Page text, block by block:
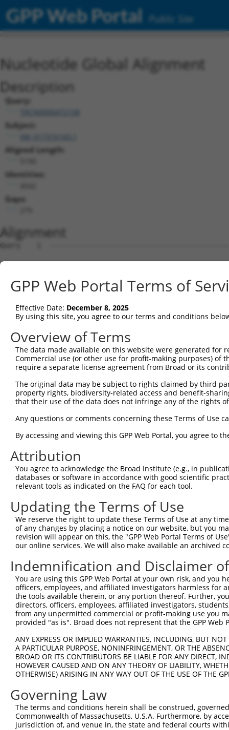
GPP Web Portal Public Site
Nucleotide Global Alignment
Description
Query:
Subject:
Aligned Length:
Identities:
Gaps:
Alignment
Query    1  ---------------------------------------------------------------ATGGGTTCCAA  11
                                                                           |||||||||||
Sbjct    1  ATGAGGAGATTGGCTTTTCGAGGCGCTGGTTGTGCTCTGGTAAAGCTGAAGAAGTTGGATTCCATGGGTTCCAA  74

Query   12  GAGAAGAAGATATACCTCCCCTTCCAGCAGTGTCAGCGGGGACTTTGATGATGGGCACCATTCTGTGTCAACAC  85
            ||||||||||...|||||.|||||||||||||||||.||.|||||||||||.|||||||||||||||.|.||||
Sbjct   75  GAGAAGAAGAGCCACCTCTCCTTCCAGCAGTGTCAGTGGAGACTTTGATGACGGGCACCATTCTGTGCCTACAC  148

Query   86  CAGGCCCAAGCAGGAAAAGGAGGAGACTTTCCAATCTTCCAACTGTAGATCCTATTGCCGTGTGCCATGAACTC  159
            ||||||||||||||||||||||.|||||.|||||||||||||||||||||||||||||.|||||||||||||||
Sbjct  149  CAGGCCCAAGCAGGAAAAGGAGAAGACTGTCCAATCTTCCAACTGTAGATCCTATTGCTGTGTGCCATGAACTC  222

Query  160  TATAATACCATCCGAGACTATAAGGATGAACAGGGCAGACTTCTCTGTGAGCTCTTCATTAGGGCACCAAAGCG  233
            |||||.|||||||||||||||||||||||||||||||||||.|||||||||||.|||||||||||.||||||||
Sbjct  223  TATAACACCATCCGAGACTATAAGGATGAACAGGGCAGACTCCTCTGTGAGCTGTTCATTAGGGCTCCAAAGCG  296

Query  234  AAGAAATCAACCAGACTATTATGAAGTGGTTTCTCAGCCCATTGACTTGATGAAAATCCAACAGAAACTAAAAA  307
            .||||||||||||||||||||||||||||||||||||||||||||||||||||||||||||||||||||.||||
Sbjct  297  GAGAAATCAACCAGACTATTATGAAGTGGTTTCTCAGCCCATTGACTTGATGAAAATCCAACAGAAACTTAAAA  370

Query  308  TGGAAGAGTATGATGATGTTAATTTGCTGACTGCTGACTTCCAGCTTCTTTTTAACAATGCAAAGTCCTATTAT  381
            |||||||||||||||||||||||.|.||||||||||||||||||||.||||||||||||||||||.||||.|||
Sbjct  371  TGGAAGAGTATGATGATGTTAATCTACTGACTGCTGACTTCCAGCTGCTTTTTAACAATGCAAAGGCCTACTAT  444

Query  382  AAGCCAGATTCTCCTGAATATAAAGCCGCTTGCAAACTCTGGGATTTGTACCTTCGAACAAGAAATGAGTTTGT  455
            |||||||||||.|||||.||||||||.|||||.|||||||||||||||||||||||||||||||||||||||||
Sbjct  445  AAGCCAGATTCCCCTGAGTATAAAGCTGCTTGTAAACTCTGGGATTTGTACCTTCGAACAAGAAATGAGTTTGT  518

Query  456  TCAGAAAGGAGAAGCAGATGACGAAGATGATGATGAAGATGGGCAAGACAATCAGGGCACAGTGACTGAAGGAT  529
            ||||||||||||||||||.||.|||||||||||.||||||||||||||||||||.||||||.||.||||.||.|
Sbjct  519  TCAGAAAGGAGAAGCAGACGATGAAGATGATGACGAAGATGGGCAAGACAATCAAGGCACACTGGCTGACGGCT  592

Query  530  CTTCTCCAGCTTACTTGAAGGAGATCCTGGAGCAGCTTCTTGAAGCCATAGTTGTAGCTACAAATCCATCAGGA  603
            |||||||||.|||..|||||||||||||||||||||||||||||||||||||||||||.|||||||||||||||
Sbjct  593  CTTCTCCAGGTTATCTGAAGGAGATCCTGGAGCAGCTTCTTGAAGCCATAGTTGTAGCCACAAATCCATCAGGA  666

Query  604  CGTCTCATTAGCGAACTTTTTCAGAAACTGCCTTCTAAAGTGCAATATCCAGATTATTATGCAATAATTAAGGA  677
            ||.|||||.||.|||||||||||||||||||||||.|||||||||||||||||.||||||||||||||||||||
Sbjct  667  CGGCTCATCAGTGAACTTTTTCAGAAACTGCCTTCCAAAGTGCAATATCCAGACTATTATGCAATAATTAAGGA  740

Query  678  GCCTATAGATCTCAAGACCATTGCCCAGAGGATACAGAATGGAAGCTACAAAAGTATTCATGCAATGGCCAAAG  751
            .|||||||||||||||||||||||.||||||||||||||||||||||||||||||||.||.|||||||||||||
Sbjct  741  ACCTATAGATCTCAAGACCATTGCTCAGAGGATACAGAATGGAAGCTACAAAAGTATACACGCAATGGCCAAAG  814

Query  752  ATATAGATCTCCTCGCAAAAAATGCCAAAACTTATAATGAGCCTGGCTCTCAAGTATTCAAGGATGCAAATTCA  825
            ||||||||||.||.|||||||||||||||||.||.|||||||||||.||||||||||||||||||||.|||||.
Sbjct  815  ATATAGATCTTCTAGCAAAAAATGCCAAAACATACAATGAGCCTGGGTCTCAAGTATTCAAGGATGCCAATTCG  888

Query  826  ATTAAAAAAATATTTTATATGAAAAAGGCTGAAATTGAACATCATGAAATGGCTAAGTCAAGTCTTCGAATGAG  899
            |||||||||||||||||||||||||||||.|||||||||||||||||||||.||||.||||||||||||||.||
Sbjct  889  ATTAAAAAAATATTTTATATGAAAAAGGCAGAAATTGAACATCATGAAATGACTAAATCAAGTCTTCGAATAAG  962

Query  900  GACTCCATCCAACTTGGCTGCAGCCAGACTGACAGGTCCTTCACACAGTAAAGGCAGCCTTGGTGAAGAGAGAA  973
            ||||.||||.||.||||||||||||||.||||||||||||||.||||.||||.||||||||||||||||.||||
Sbjct  963  GACTGCATCAAATTTGGCTGCAGCCAGGCTGACAGGTCCTTCGCACAATAAAAGCAGCCTTGGTGAAGAAAGAA  1036

Query  974  ATCCCACTAGCAAGTATTACCGTAATAAAAGAGCAGTACAAGGAGGTCGTTTATCAGCAATTACAATGGCACTT  1047
            |.|||||||||||||||||||||||||||||||||||.|||||.|||||.||.|||||||||||.|||||||||
Sbjct 1037  ACCCCACTAGCAAGTATTACCGTAATAAAAGAGCAGTCCAAGGGGGTCGCTTGTCAGCAATTACCATGGCACTT  1110

Query 1048  CAATATGGCTCAGAAAGTGAAGAAGATGCTGCTTTAGCTGCTGCACGCTATGAAGAGGGAGAGTCAGAAGCAGA  1121
            ||.|||||.|||||.||||||||.||.|||||||||||||||||||||||||||||.||.||.||.||||||||
Sbjct 1111  CAGTATGGATCAGAGAGTGAAGAGGACGCTGCTTTAGCTGCTGCACGCTATGAAGAAGGGGAATCTGAAGCAGA  1184

Query 1122  AAGCATCACTTCCTTTATGGATGTTTCAAATCCTTTTTATCAGCTTTATGACACAGTTAGGAGTTGTCGGAATA  1195
            .||||||||||||||.|||||.|||||.||.||.|||.||||||||||.||||||||||||||.|||.|||||.
Sbjct 1185  GAGCATCACTTCCTTCATGGACGTTTCCAACCCCTTTCATCAGCTTTACGACACAGTTAGGAGCTGTAGGAATC  1258

Query 1196  ACCAAGGGCAGCTAATAGCTGAACCTTTTTACCATTTGCCTTCAAAGAAAAAATACCCTGATTATTACCAGCAA  1269
            |||||||||||||.||||||||||||||.|.|||||||||||||||||||||||||||.||||||||.||||||
Sbjct 1259  ACCAAGGGCAGCTCATAGCTGAACCTTTCTTCCATTTGCCTTCAAAGAAAAAATACCCAGATTATTATCAGCAA  1332

Query 1270  ATTAAAATGCCCATATCACTACAACAGATCCGAACAAAACTGAAGAATCAAGAATATGAAACTTTAGATCATTT  1343
            ||||||||||||||||||||.|||||||||.|||||||.||.|||||.||||||||||||||||||||||||||
Sbjct 1333  ATTAAAATGCCCATATCACTTCAACAGATCAGAACAAAGCTAAAGAACCAAGAATATGAAACTTTAGATCATTT  1406

Query 1344  GGAGTGTGATCTGAATTTAATGTTTGAAAATGCCAAACGCTATAATGTGCCCAATTCAGCCATCTACAAGCGAG  1417
            |||||||||||||||||||||||||||||||||||||||.|||||.||.|||||||||||||||||.|||||||
Sbjct 1407  GGAGTGTGATCTGAATTTAATGTTTGAAAATGCCAAACGTTATAACGTTCCCAATTCAGCCATCTATAAGCGAG  1480

Query 1418  TTCTAAAATTGCAGCAAGTTATGCAGGCAAAGAAGAAAGAGCTTGCCAGGAGAGACGATATCGAGGACGGAGAC  1491
            ||||||||.||||||||||.|||||||||||||||||.||||||||.||||||||.||.||.||||||||||||
Sbjct 1481  TTCTAAAACTGCAGCAAGTCATGCAGGCAAAGAAGAAGGAGCTTGCGAGGAGAGATGACATTGAGGACGGAGAC  1554

Query 1492  AGCATGATCTCTTCAGCCACCTCTGATACTGGTAGTGCCAAAAGAAAAAGGAACACTCATGACAGTGAGATGTT  1565
            |||||||||||.||||||||.|||||.|||||||||||||||||.|||                          
Sbjct 1555  AGCATGATCTCCTCAGCCACTTCTGACACTGGTAGTGCCAAAAGGAAA--------------------------  1602

Query 1566
GPP Web Portal Terms of
Effective Date: December 8, 2025
By using this site, you agree to our terms and conditions
Overview of Terms
The data made available on this website were generated
Commercial use (or other use for profit-making purposes) of
require a separate license agreement from Broad or its
The original data may be subject to rights claimed by third
property rights, biodiversity-related access and benefit-
that their use of the data does not infringe any of the rights
Any questions or comments concerning these Terms of Use
By accessing and viewing this GPP Web Portal, you agree to
Attribution
You agree to acknowledge the Broad Institute (e.g., in
databases or software in accordance with good scientific
relevant tools as indicated on the FAQ for each tool.
Updating the Terms of Use
We reserve the right to update these Terms of Use at any
of any changes by placing a notice on our website, but you
revision will appear on this, the "GPP Web Portal Terms of
our online services. We will also make available an archived
Indemnification and Disclaimer
You are using this GPP Web Portal at your own risk, and
officers, employees, and affiliated investigators harmless for
the tools available therein, or any portion thereof. Further,
directors, officers, employees, affiliated investigators,
from any unpermitted commercial or profit-making use you
provided "as is". Broad does not represent that the GPP
ANY EXPRESS OR IMPLIED WARRANTIES, INCLUDING, BUT
A PARTICULAR PURPOSE, NONINFRINGEMENT, OR THE
BROAD OR ITS CONTRIBUTORS BE LIABLE FOR ANY DIRECT,
HOWEVER CAUSED AND ON ANY THEORY OF LIABILITY,
OTHERWISE) ARISING IN ANY WAY OUT OF THE USE OF THE
Governing Law
The terms and conditions herein shall be construed,
Commonwealth of Massachusetts, U.S.A. Furthermore, by
jurisdiction of, and venue in, the state and federal courts